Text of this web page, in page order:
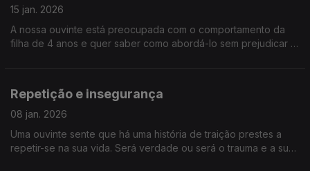
15 jan. 2026
A nossa ouvinte está preocupada com o comportamento da
filha de 4 anos e quer saber como abordá-lo sem prejudicar a
Repetição e insegurança
08 jan. 2026
Uma ouvinte sente que há uma história de traição prestes a
repetir-se na sua vida. Será verdade ou será o trauma e a sua